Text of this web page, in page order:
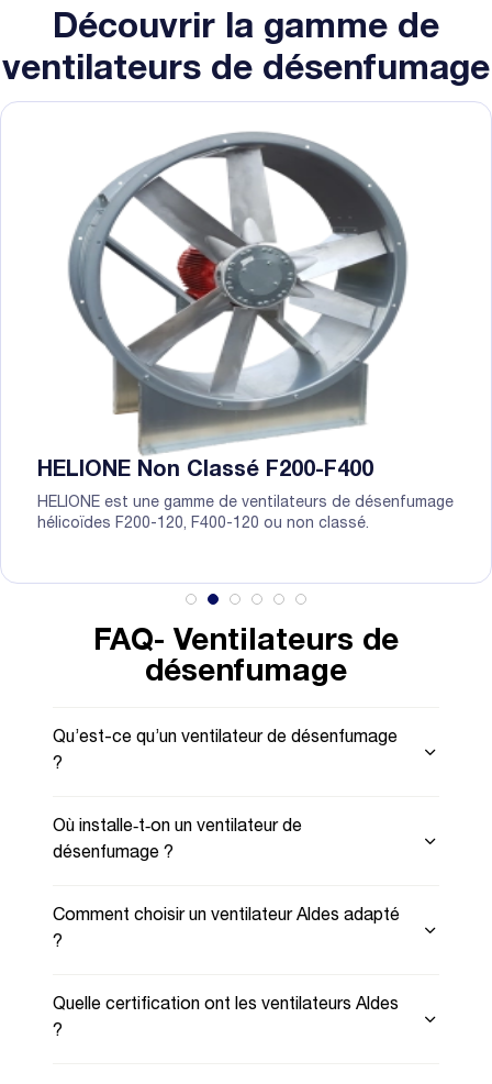
Découvrir la gamme de
ventilateurs de désenfumage
HELIONE Non Classé F200-F400
HELIONE est une gamme de ventilateurs de désenfumage
hélicoïdes F200-120, F400-120 ou non classé.
FAQ- Ventilateurs de
désenfumage
Qu’est-ce qu’un ventilateur de désenfumage
?
Où installe‑t‑on un ventilateur de
désenfumage ?
Comment choisir un ventilateur Aldes adapté
?
Quelle certification ont les ventilateurs Aldes
?